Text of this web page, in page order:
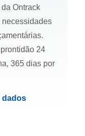
Ontrack
necessidades
24
365 dias por
dados